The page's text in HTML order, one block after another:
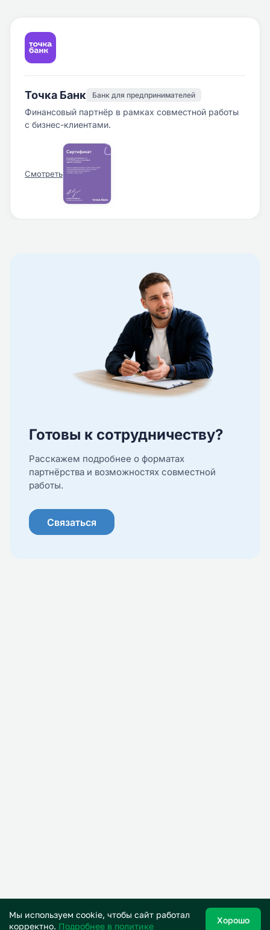
Точка Банк Банк для предпринимателей
Финансовый партнёр в рамках совместной работы
с бизнес-клиентами.
Смотреть
Готовы к сотрудничеству?
Расскажем подробнее о форматах
партнёрства и возможностях совместной
работы.
Связаться
Мы используем cookie, чтобы сайт работал
корректно. Подробнее в политике
Хорошо